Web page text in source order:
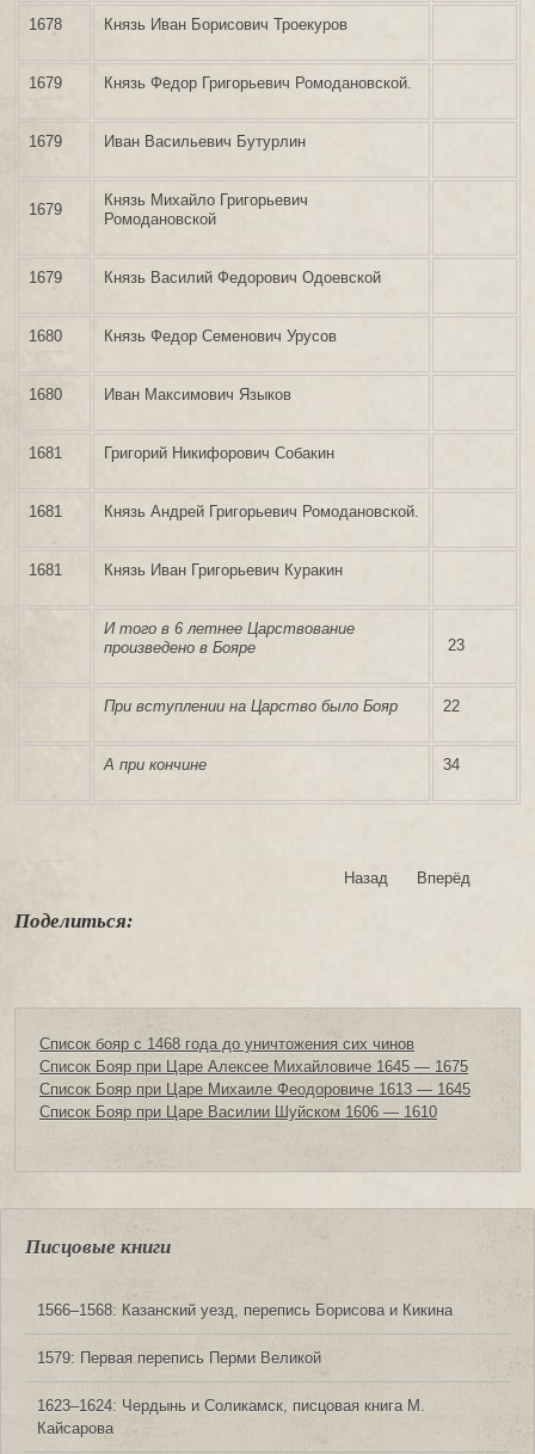
1678 Князь Иван Борисович Троекуров
1679 Князь Федор Григорьевич Ромодановской.
1679 Иван Васильевич Бутурлин
1679
Князь Михайло Григорьевич
Ромодановской
1679 Князь Василий Федорович Одоевской
1680 Князь Федор Семенович Урусов
1680 Иван Максимович Языков
1681 Григорий Никифорович Собакин
1681 Князь Андрей Григорьевич Ромодановской.
1681 Князь Иван Григорьевич Куракин
И того в 6 летнее Царствование
произведено в Бояре
23
При вступлении на Царство было Бояр 22
А при кончине 34
Назад Вперёд
Поделиться:
Список бояр с 1468 года до уничтожения сих чинов
Список Бояр при Царе Алексее Михайловиче 1645 — 1675
Список Бояр при Царе Михаиле Феодоровиче 1613 — 1645
Список Бояр при Царе Василии Шуйском 1606 — 1610
Писцовые книги
1566‒1568: Казанский уезд, перепись Борисова и Кикина
1579: Первая перепись Перми Великой
1623‒1624: Чердынь и Соликамск, писцовая книга М.
Кайсарова